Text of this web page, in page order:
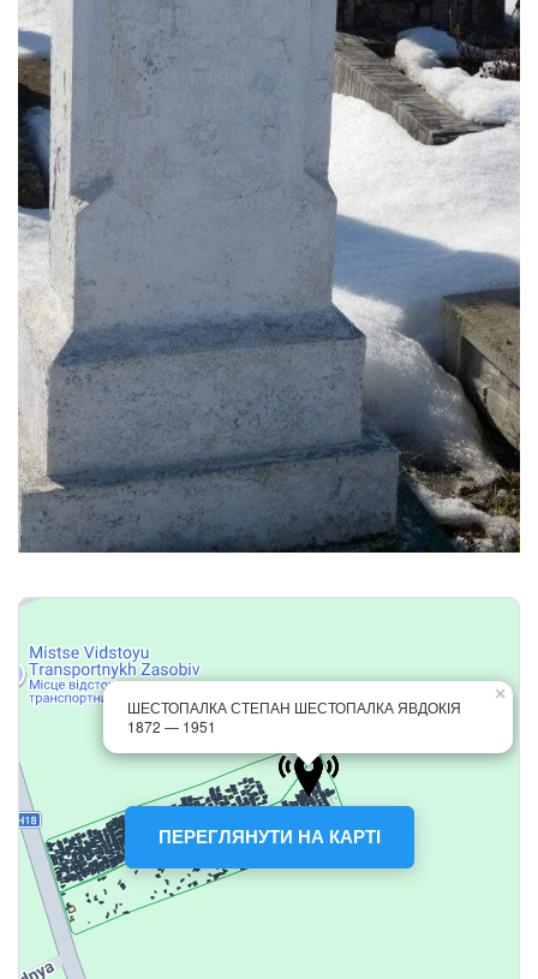
ПЕРЕГЛЯНУТИ НА КАРТІ